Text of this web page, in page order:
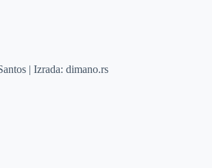
| Izrada:dimano.rs